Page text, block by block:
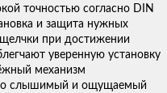
точностью согласно DIN
и защита нужных
при достижении
уверенную установку
механизм
слышимый и ощущаемый